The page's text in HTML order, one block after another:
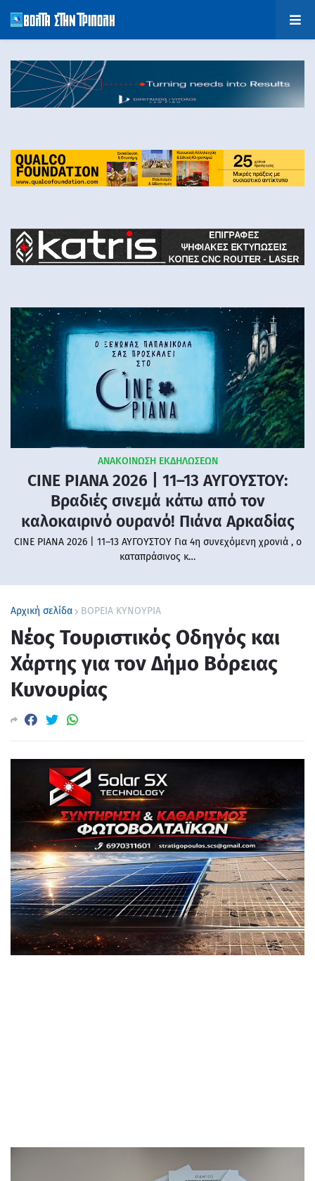
ΑΝΑΚΟΙΝΩΣΗ ΕΚΔΗΛΩΣΕΩΝ
CINE PIANA 2026 | 11–13 ΑΥΓΟΥΣΤΟΥ:
Βραδιές σινεμά κάτω από τον
καλοκαιρινό ουρανό! Πιάνα Αρκαδίας
CINE PIANA 2026 | 11–13 ΑΥΓΟΥΣΤΟΥ Για 4η συνεχόμενη χρονιά , ο
καταπράσινος κ…
Αρχική σελίδα ΒΟΡΕΙΑ ΚΥΝΟΥΡΙΑ
Νέος Τουριστικός Οδηγός και
Χάρτης για τον Δήμο Βόρειας
Κυνουρίας